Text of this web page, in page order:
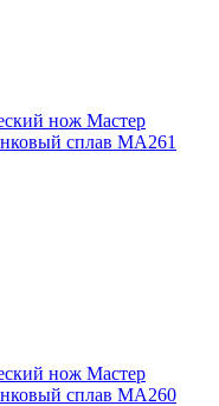
нож Мастер
сплав MA261
нож Мастер
сплав MA260